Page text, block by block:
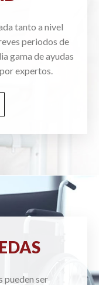
tanto a nivel
periodos de
gama de ayudas
expertos.
pueden ser